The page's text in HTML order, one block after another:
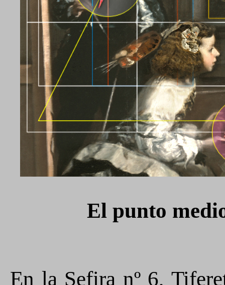
El punto
En la Sefira nº 6,